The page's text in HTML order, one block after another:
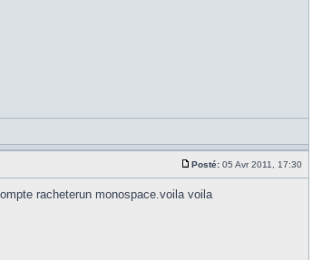
Posté: 05 Avr 2011, 17:30
racheterun monospace.voila voila